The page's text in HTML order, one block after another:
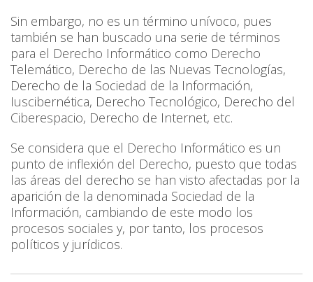
Sin embargo, no es un término unívoco, pues
también se han buscado una serie de términos
para el Derecho Informático como Derecho
Telemático, Derecho de las Nuevas Tecnologías,
Derecho de la Sociedad de la Información,
Iuscibernética, Derecho Tecnológico, Derecho del
Ciberespacio, Derecho de Internet, etc.
Se considera que el Derecho Informático es un
punto de inflexión del Derecho, puesto que todas
las áreas del derecho se han visto afectadas por la
aparición de la denominada Sociedad de la
Información, cambiando de este modo los
procesos sociales y, por tanto, los procesos
políticos y jurídicos.